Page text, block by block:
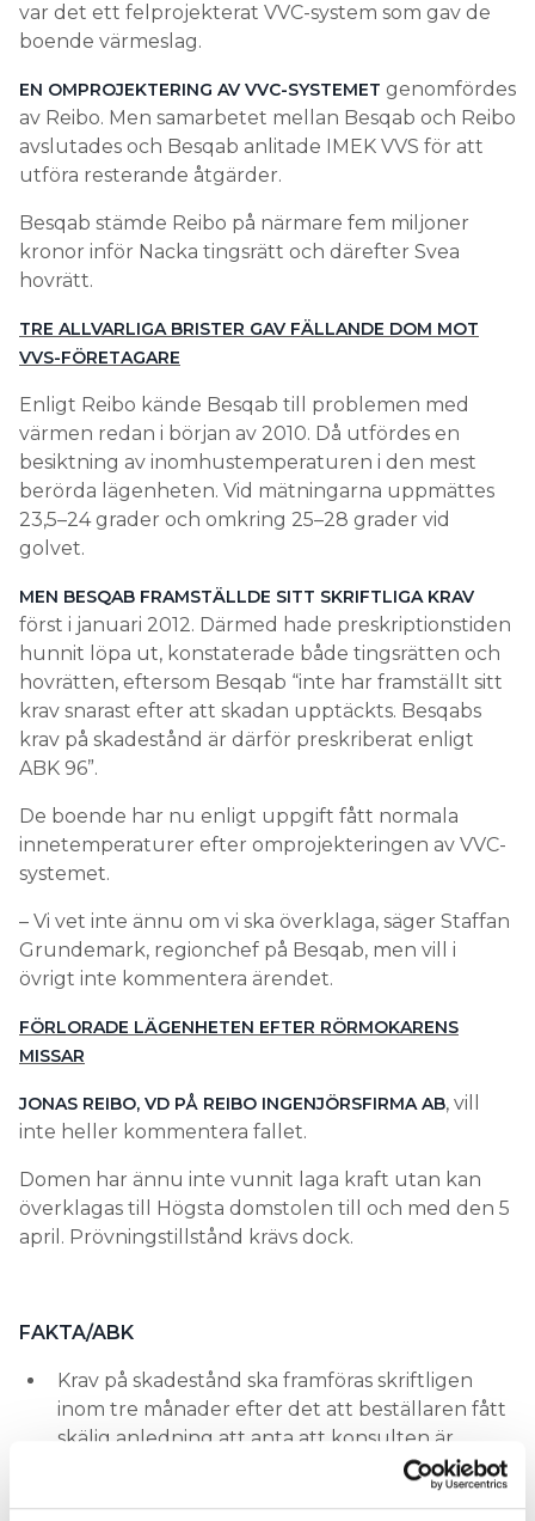
var det ett felprojekterat VVC-system som gav de
boende värmeslag.
EN OMPROJEKTERING AV VVC-SYSTEMET genomfördes
av Reibo. Men samarbetet mellan Besqab och Reibo
avslutades och Besqab anlitade IMEK VVS för att
utföra resterande åtgärder.
Besqab stämde Reibo på närmare fem miljoner
kronor inför Nacka tingsrätt och därefter Svea
hovrätt.
TRE ALLVARLIGA BRISTER GAV FÄLLANDE DOM MOT
VVS-FÖRETAGARE
Enligt Reibo kände Besqab till problemen med
värmen redan i början av 2010. Då utfördes en
besiktning av inomhustemperaturen i den mest
berörda lägenheten. Vid mätningarna uppmättes
23,5–24 grader och omkring 25–28 grader vid
golvet.
MEN BESQAB FRAMSTÄLLDE SITT SKRIFTLIGA KRAV
först i januari 2012. Därmed hade preskriptionstiden
hunnit löpa ut, konstaterade både tingsrätten och
hovrätten, eftersom Besqab “inte har framställt sitt
krav snarast efter att skadan upptäckts. Besqabs
krav på skadestånd är därför preskriberat enligt
ABK 96”.
De boende har nu enligt uppgift fått normala
innetemperaturer efter omprojekteringen av VVC-
systemet.
– Vi vet inte ännu om vi ska överklaga, säger Staffan
Grundemark, regionchef på Besqab, men vill i
övrigt inte kommentera ärendet.
FÖRLORADE LÄGENHETEN EFTER RÖRMOKARENS
MISSAR
JONAS REIBO, VD PÅ REIBO INGENJÖRSFIRMA AB, vill
inte heller kommentera fallet.
Domen har ännu inte vunnit laga kraft utan kan
överklagas till Högsta domstolen till och med den 5
april. Prövningstillstånd krävs dock.
FAKTA/ABK
Krav på skadestånd ska framföras skriftligen
inom tre månader efter det att beställaren fått
skälig anledning att anta att konsulten är
ansvarig för skadan, dock senast nio månader
efter det att beställaren fått kännedom om